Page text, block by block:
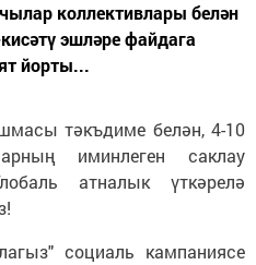
коллективлары белән
эшләре файдага
йорты...
тәкъдиме белән, 4-10
иминлеген саклау
атналык үткәрелә
социаль кампаниясе